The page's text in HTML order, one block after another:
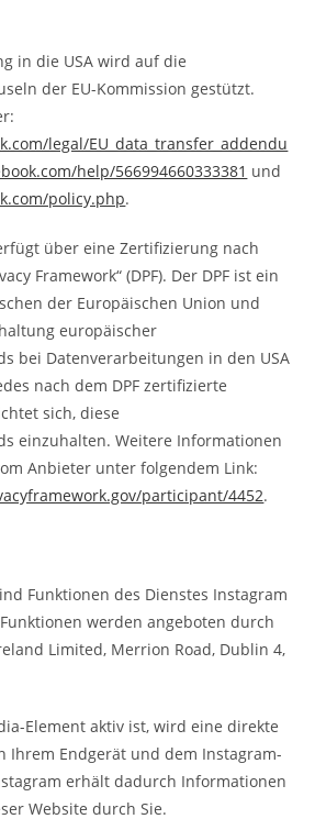
in die USA wird auf die
der EU-Kommission gestützt.
legal/EU_data_transfer_addendu
help/566994660333381 und
policy.php.
über eine Zertifizierung nach
Framework“ (DPF). Der DPF ist ein
der Europäischen Union und
europäischer
bei Datenverarbeitungen in den USA
nach dem DPF zertifizierte
sich, diese
einzuhalten. Weitere Informationen
Anbieter unter folgendem Link:
participant/4452.
Funktionen des Dienstes Instagram
werden angeboten durch
Limited, Merrion Road, Dublin 4,
Element aktiv ist, wird eine direkte
Ihrem Endgerät und dem Instagram-
erhält dadurch Informationen
Website durch Sie.